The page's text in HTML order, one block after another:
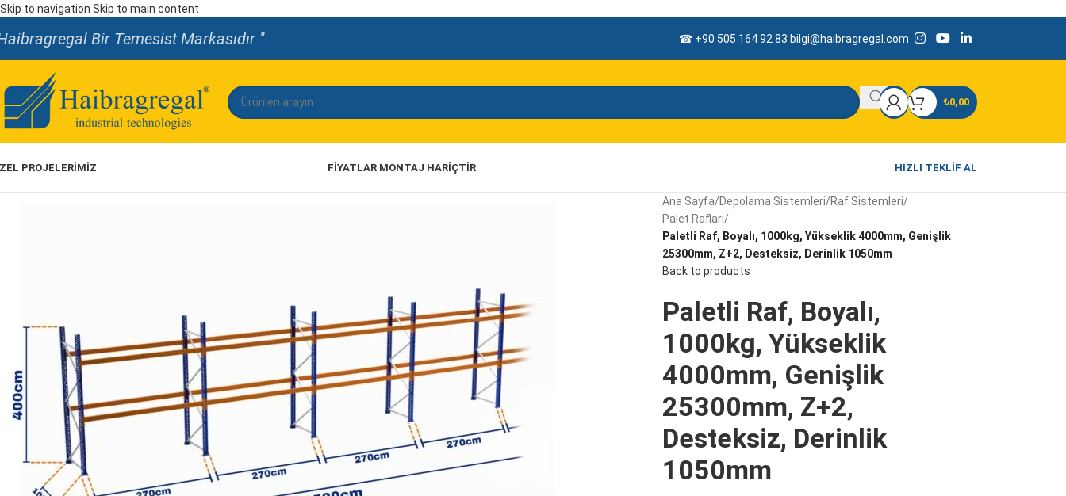
Skip to navigation Skip to main content
Bir Temesist Markasıdır " ☎ +90 505 164 92 83 bilgi@haibragregal.com
₺0,00
PROJELERİMİZ FIYATLAR MONTAJ HARIÇTIR HIZLI TEKLIF AL
Ana Sayfa/Depolama Sistemleri/Raf Sistemleri/
Palet Rafları/
Paletli Raf, Boyalı, 1000kg, Yükseklik 4000mm, Genişlik
25300mm, Z+2, Desteksiz, Derinlik 1050mm
Back to products
Paletli Raf, Boyalı,
1000kg, Yükseklik
4000mm, Genişlik
25300mm, Z+2,
Desteksiz, Derinlik
1050mm